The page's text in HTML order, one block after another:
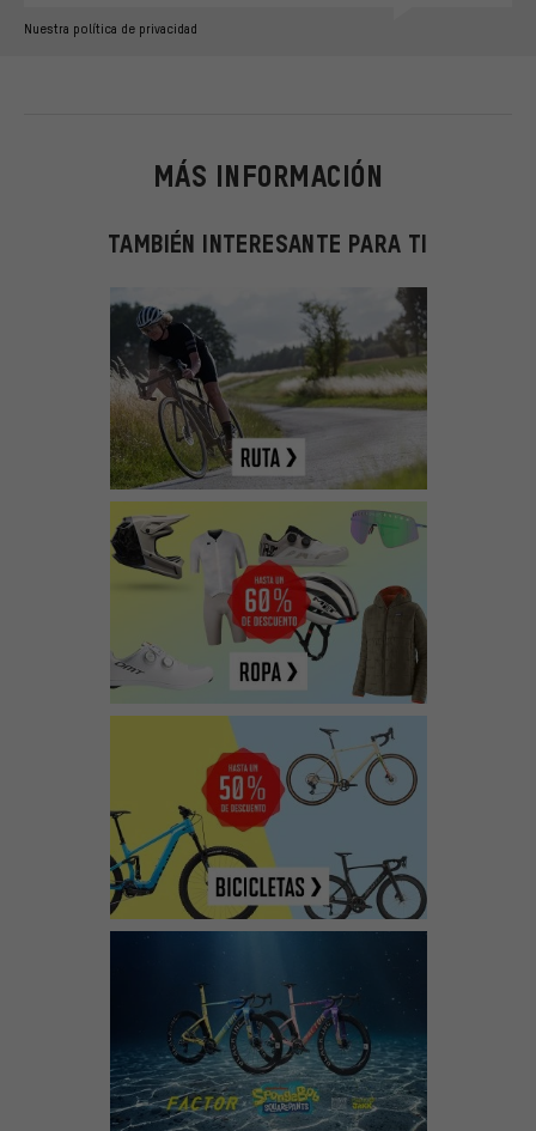
Nuestra política de privacidad
MÁS INFORMACIÓN
TAMBIÉN INTERESANTE PARA TI